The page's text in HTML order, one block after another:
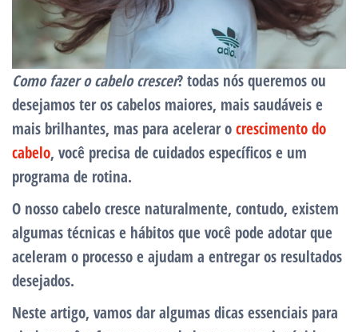
Como fazer o cabelo crescer? todas nós queremos ou
desejamos ter os cabelos maiores, mais saudáveis ​​e
mais brilhantes, mas para acelerar ocrescimento do
cabelo, você precisa de cuidados específicos e um
programa de rotina.
O nosso cabelo cresce naturalmente, contudo, existem
algumas técnicas e hábitos que você pode adotar que
aceleram o processo e ajudam a entregar os resultados
desejados.
Neste artigo, vamos dar algumas dicas essenciais para